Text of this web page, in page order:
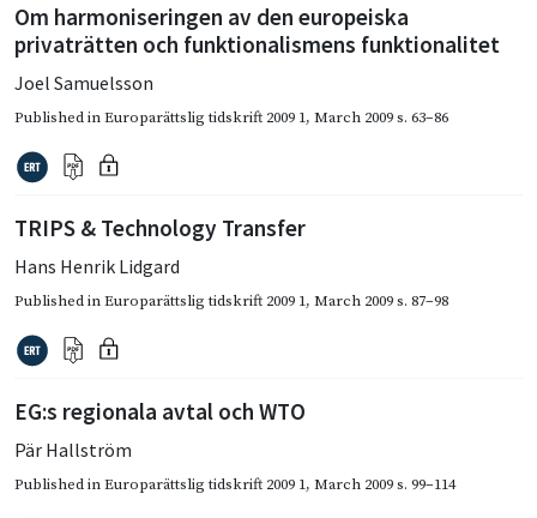
Om harmoniseringen av den europeiska
privaträtten och funktionalismens funktionalitet
Joel Samuelsson
Published inEuroparättslig tidskrift 2009 1, March 2009s. 63–86
TRIPS & Technology Transfer
Hans Henrik Lidgard
Published inEuroparättslig tidskrift 2009 1, March 2009s. 87–98
EG:s regionala avtal och WTO
Pär Hallström
Published inEuroparättslig tidskrift 2009 1, March 2009s. 99–114